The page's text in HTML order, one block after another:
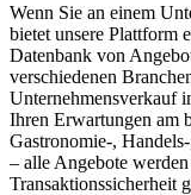
Wenn Sie an einem
bietet unsere Plattform
Datenbank von
verschiedenen
Unternehmensverkauf
Ihren Erwartungen am
Gastronomie-,
– alle Angebote
Transaktionssicherheit